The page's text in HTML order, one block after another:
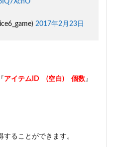
2017年2月23日
アイテムID (空白) 個数』
ることができます。